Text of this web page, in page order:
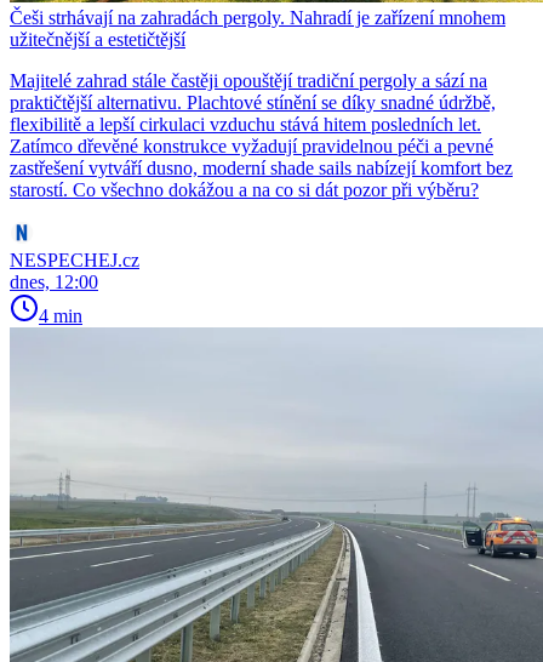
Češi strhávají na zahradách pergoly. Nahradí je zařízení mnohem
užitečnější a estetičtější
Majitelé zahrad stále častěji opouštějí tradiční pergoly a sází na
praktičtější alternativu. Plachtové stínění se díky snadné údržbě,
flexibilitě a lepší cirkulaci vzduchu stává hitem posledních let.
Zatímco dřevěné konstrukce vyžadují pravidelnou péči a pevné
zastřešení vytváří dusno, moderní shade sails nabízejí komfort bez
starostí. Co všechno dokážou a na co si dát pozor při výběru?
NESPECHEJ.cz
dnes, 12:00
4 min